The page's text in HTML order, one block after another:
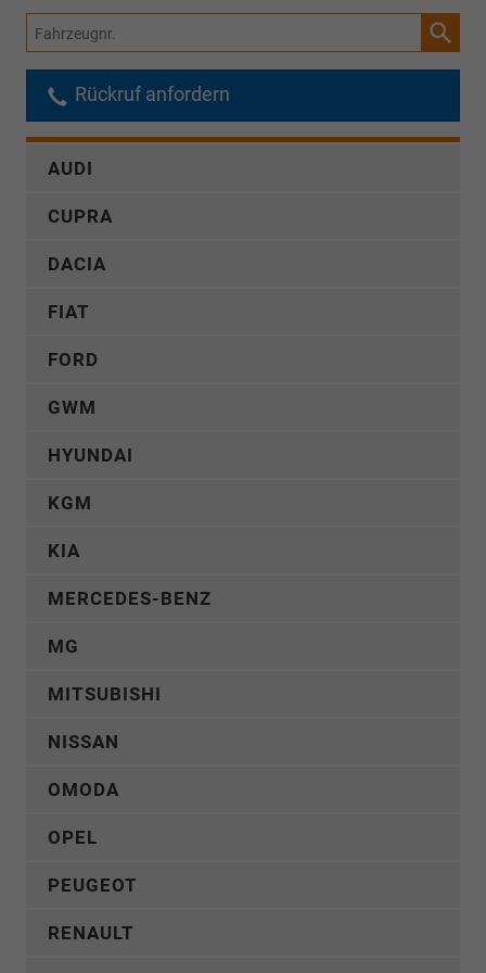
Fahrzeugnr.
Rückruf anfordern
AUDI
CUPRA
DACIA
FIAT
FORD
GWM
HYUNDAI
KGM
KIA
MERCEDES-BENZ
MG
MITSUBISHI
NISSAN
OMODA
OPEL
PEUGEOT
RENAULT